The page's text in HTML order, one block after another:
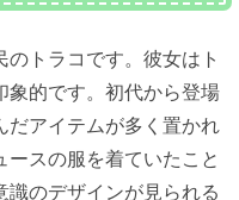
トラコです。彼女はト
象的です。初代から登場
だアイテムが多く置かれ
スの服を着ていたこと
識のデザインが見られる